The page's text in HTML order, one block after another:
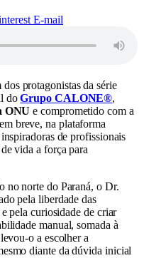
E-mail
dos protagonistas da série
doGrupo CALONE®,
ONU e comprometido com a
breve, na plataforma
de profissionais
vida a força para
no norte do Paraná, o Dr.
pela liberdade das
pela curiosidade de criar
manual, somada à
o a escolher a
diante da dúvida inicial